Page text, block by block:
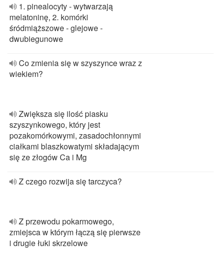
1. pinealocyty - wytwarzają
melatoninę, 2. komórki
śródmiąższowe - glejowe -
dwubiegunowe
Co zmienia się w szyszynce wraz z
wiekiem?
Zwiększa się ilość piasku
szyszynkowego, który jest
pozakomórkowymi, zasadochłonnymi
ciałkami blaszkowatymi składającym
się ze złogów Ca i Mg
Z czego rozwija się tarczyca?
Z przewodu pokarmowego,
zmiejsca w którym łączą się pierwsze
i drugie łuki skrzelowe